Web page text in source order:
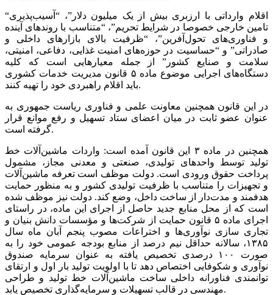
“اقلام وارداتی با ارزبری بیش از یک میلیون دلار”، “آسیب‌پذیری
تامین خارجی خصوصا در شرایط تحریم”، “متناسب با روندهای آینده
و فناوری‌های تحول‌آفرین”، “ظرفیت بالای بازارهای داخلی و
صادراتی” و “حساسیت در حوزه‌های امنیت غذایی، دفاعی، امنیتی،
سلامت و صنایع کشور” از جمله معیارهایی است که کلیه
دستگاه‌های اجرایی موضوع ماده ۵ قانون مدیریت خدمات کشوری
باید اقلام راهبردی خود را تهیه کنند.
در این قانون همچنین معاونت علمی و فناوری ریاست جمهوری به
عنوان عضو ثابت در میان اعضای ستاد تسهیل و رفع موانع قرار
گرفته است.
همچنین در ماده ۳ این قانون آمده است: واردات ماشین‌آلات خط
تولید توسط واحدهای تولیدی، صنعتی و معدنی مجاز، مشمول
پرداخت حقوق ورودی است. دولت موظف است تعرفه ماشین‌آلات
و تجهیزات را متناسب با ظرفیت تولیدی کشور و به منظور حمایت
هدفمند و مدت‌دار از ساخت داخل،‌ وضع کند. دولت نیز موظف شده
است که از محل منابع جدید حاصل از اجرای این ماده، در راستای
اجرای ماده ۵ قانون حمایت از شرکت‌ها و مؤسسات دانش بنیان و
تجاری سازی نوآوری‌ها و اختراعات مصوب پنجم آبان ماه سال
۱۳۸۵، سالانه حداقل نیم درصد از منابع بودجه عمومی خود را به
صورت ۱۰۰ درصدی تخصیص یافته به عنوان سرمایه صندوق
نوآوری و شکوفایی اختصاص دهد تا با اولویت تولید بار اول و ارتقای
توانمندی فناورانه داخلی ساخت ماشین‌آلات خط تولید و طراحی
مهندسی در قالب تسهیلات و سرمایه‌گذاری تخصیص یابد.